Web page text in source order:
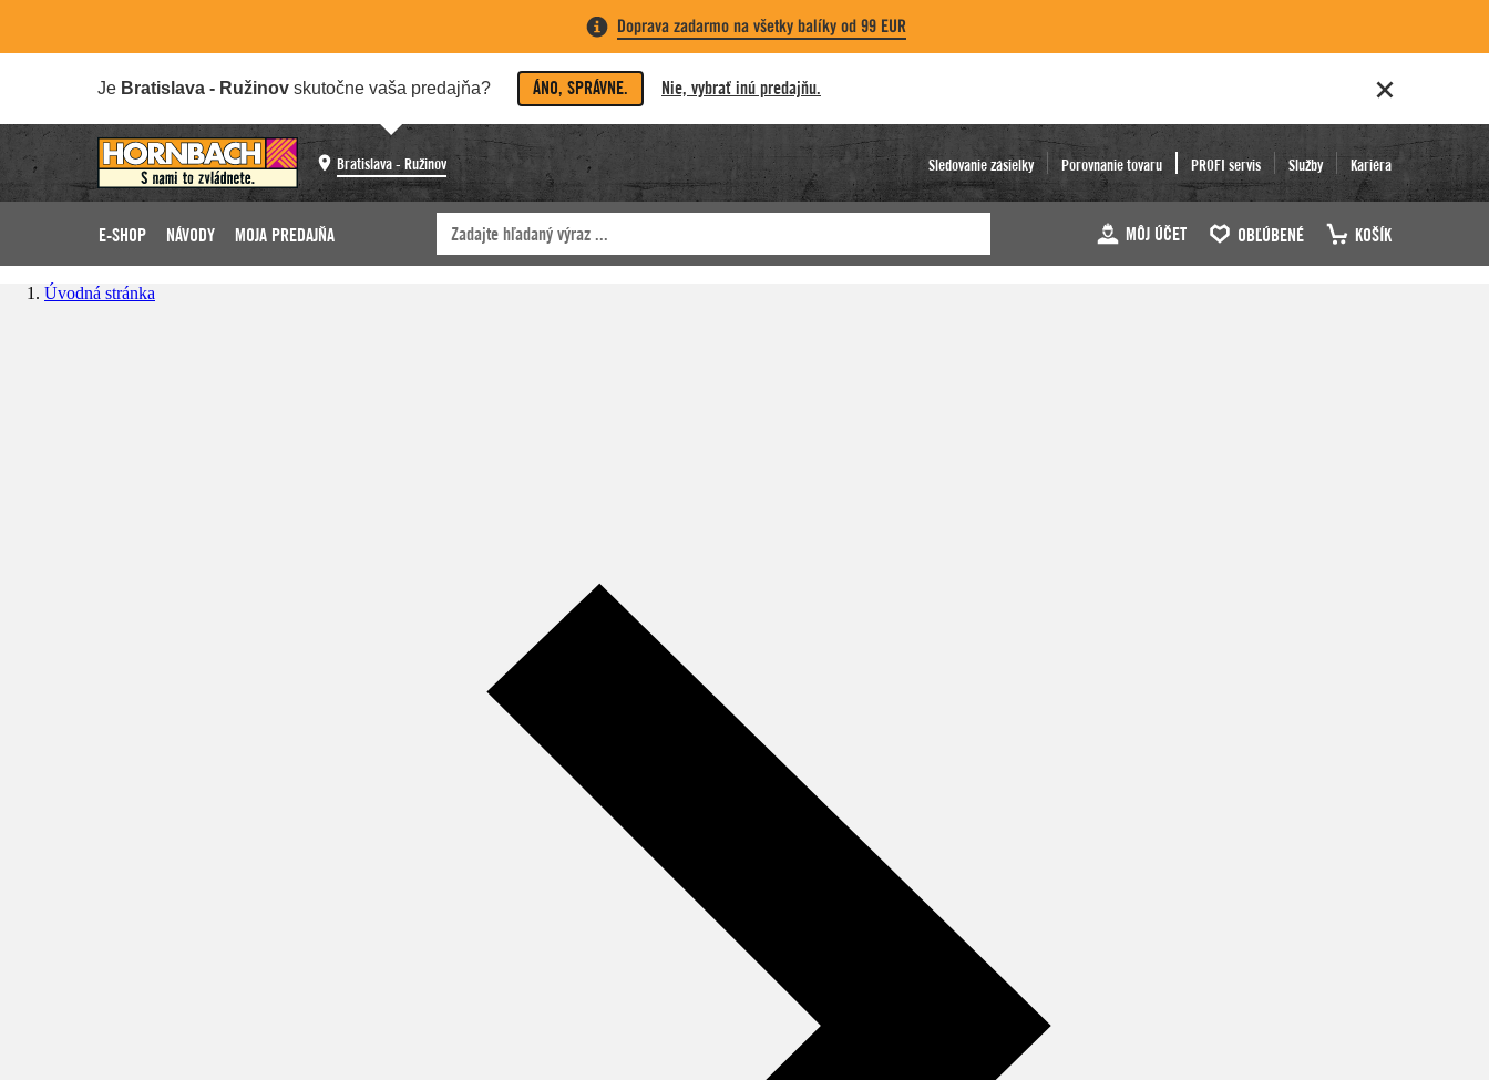
Doprava zadarmo na všetky balíky od 99 EUR
Je Bratislava - Ružinov skutočne vaša predajňa? ÁNO, SPRÁVNE. Nie, vybrať inú predajňu.
Bratislava - Ružinov Sledovanie zásielky Porovnanie tovaru PROFI servis Služby Kariéra
E-SHOP NÁVODY MOJA PREDAJŇA MÔJ ÚČET OBĽÚBENÉ KOŠÍK
Úvodná stránka